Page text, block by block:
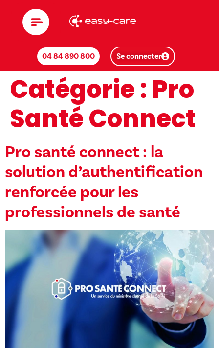
04 84 890 800 Se connecter
Catégorie : Pro
Santé Connect
Pro santé connect : la
solution d’authentification
renforcée pour les
professionnels de santé